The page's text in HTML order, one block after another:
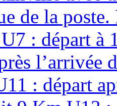
de la
: départ à
l’arrivée
: départ